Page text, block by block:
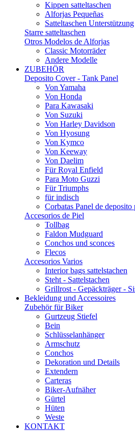
Kippen satteltaschen
Alforjas Pequeñas
Satteltaschen Unterstützung
Starre satteltaschen
Otros Modelos de Alforjas
Classic Motorräder
Andere Modelle
ZUBEHÖR
Deposito Cover - Tank Panel
Von Yamaha
Von Honda
Para Kawasaki
Von Suzuki
Von Harley Davidson
Von Hyosung
Von Kymco
Von Keeway
Von Daelim
Für Royal Enfield
Para Moto Guzzi
Für Triumphs
für indisch
Corbatas Panel de
Accesorios de Piel
Tollbag
Faldon Mudguard
Conchos und sconces
Flecos
Accesorios Varios
Interior bags sattelstachen
Steht - Sattelstachen
Grillrost - Gepäckträger -
Bekleidung und Accessoires
Zubehör für Biker
Gurtzeug Stiefel
Bein
Schlüsselanhänger
Armschutz
Conchos
Dekoration und Details
Extendern
Carteras
Biker-Aufnäher
Gürtel
Hüten
Weste
KONTAKT